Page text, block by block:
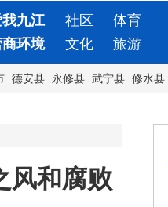
我九江 社区 体育
环境 文化 旅游
德安县 永修县 武宁县 修水县
风和腐败